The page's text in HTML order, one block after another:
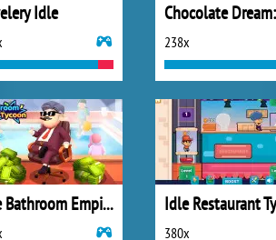
Idle
238x
Idle Bathroom Empire Tycoon
380x